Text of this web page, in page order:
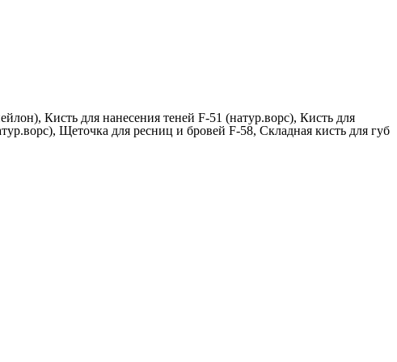
Кисть для нанесения теней F-51 (натур.ворс), Кисть для
Щеточка для ресниц и бровей F-58, Складная кисть для губ